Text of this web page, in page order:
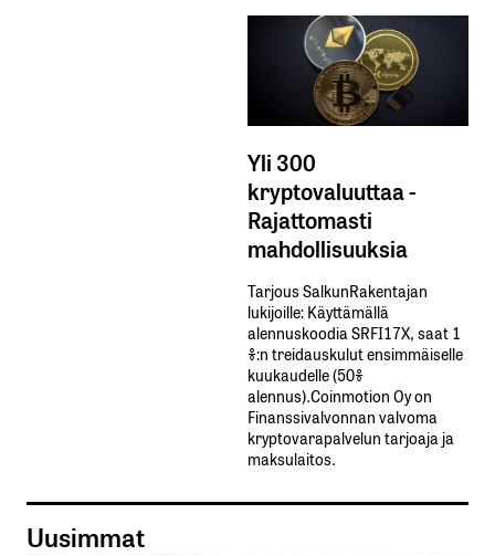
Yli 300
kryptovaluuttaa -
Rajattomasti
mahdollisuuksia
Tarjous SalkunRakentajan
lukijoille: Käyttämällä​ ​
alennuskoodia​ ​SRFI17X,​ ​saat​ ​1
%:n treidauskulut​ ​ensimmäiselle​ ​
kuukaudelle​ ​(50%​ ​
alennus).Coinmotion Oy on
Finanssivalvonnan valvoma
kryptovarapalvelun tarjoaja ja
maksulaitos.
Uusimmat